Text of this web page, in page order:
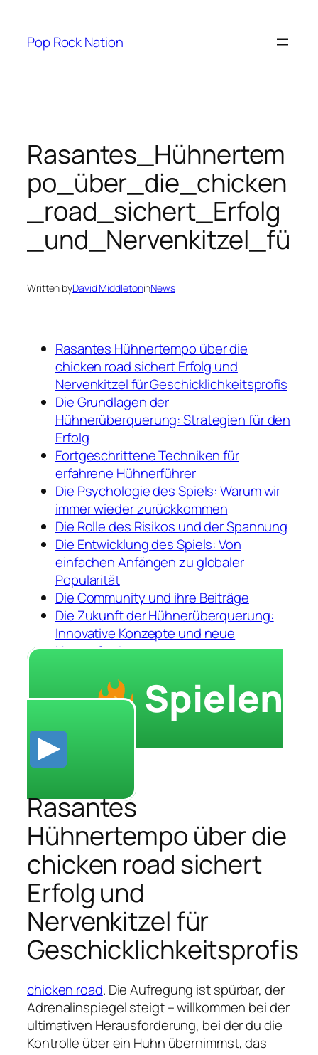
content
Pop Rock Nation
Rasantes_Hühnertem
po_über_die_chicken
_road_sichert_Erfolg
_und_Nervenkitzel_fü
Written byDavid MiddletoninNews
Rasantes Hühnertempo über die
chicken road sichert Erfolg und
Nervenkitzel für Geschicklichkeitsprofis
Die Grundlagen der
Hühnerüberquerung: Strategien für den
Erfolg
Fortgeschrittene Techniken für
erfahrene Hühnerführer
Die Psychologie des Spiels: Warum wir
immer wieder zurückkommen
Die Rolle des Risikos und der Spannung
Die Entwicklung des Spiels: Von
einfachen Anfängen zu globaler
Popularität
Die Community und ihre Beiträge
Die Zukunft der Hühnerüberquerung:
Innovative Konzepte und neue
Herausforderungen
Spielen
Rasantes
Hühnertempo über die
chicken road sichert
Erfolg und
Nervenkitzel für
Geschicklichkeitsprofis
chicken road. Die Aufregung ist spürbar, der
Adrenalinspiegel steigt – willkommen bei der
ultimativen Herausforderung, bei der du die
Kontrolle über ein Huhn übernimmst, das